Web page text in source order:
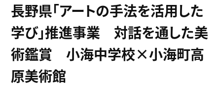
o
k
e
長野県「アートの手法を活用した
学び」推進事業 対話を通した美
術鑑賞 小海中学校×小海町高
原美術館